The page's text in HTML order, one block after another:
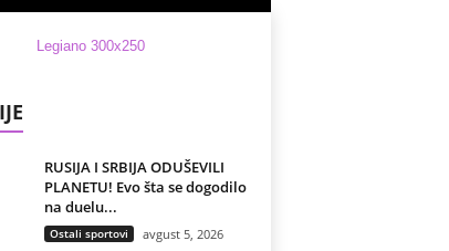
RUSIJA I SRBIJA ODUŠEVILI
PLANETU! Evo šta se dogodilo
na duelu...
Ostali sportovi avgust 5, 2026